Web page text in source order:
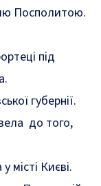
Посполитою.
під
губернії.
до того,
місті Києві.